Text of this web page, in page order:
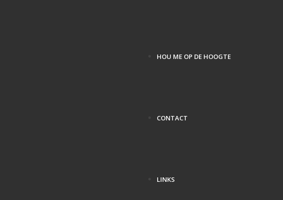
HOU ME OP DE HOOGTE
CONTACT
LINKS